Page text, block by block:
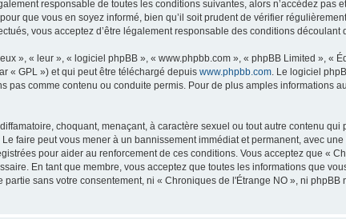
responsable de toutes les conditions suivantes, alors n’accédez pas
que vous en soyez informé, bien qu’il soit prudent de vérifier
vous acceptez d’être légalement responsable des conditions découlant
», « leur », « logiciel phpBB », « www.phpbb.com », « phpBB Limited », «
« GPL ») et qui peut être téléchargé depuis www.phpbb.com. Le logiciel
pas comme contenu ou conduite permis. Pour de plus amples informations
choquant, menaçant, à caractère sexuel ou tout autre contenu
faire peut vous mener à un bannissement immédiat et permanent, avec
pour aider au renforcement de ces conditions. Vous acceptez que «
En tant que membre, vous acceptez que toutes les informations que
sans votre consentement, ni « Chroniques de l'Étrange NO », ni